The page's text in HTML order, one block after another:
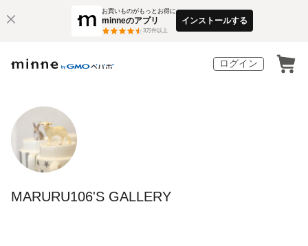
お買いものがもっとお得に
minneのアプリ
3万件以上
インストールする
ログイン
MARURU106'S GALLERY